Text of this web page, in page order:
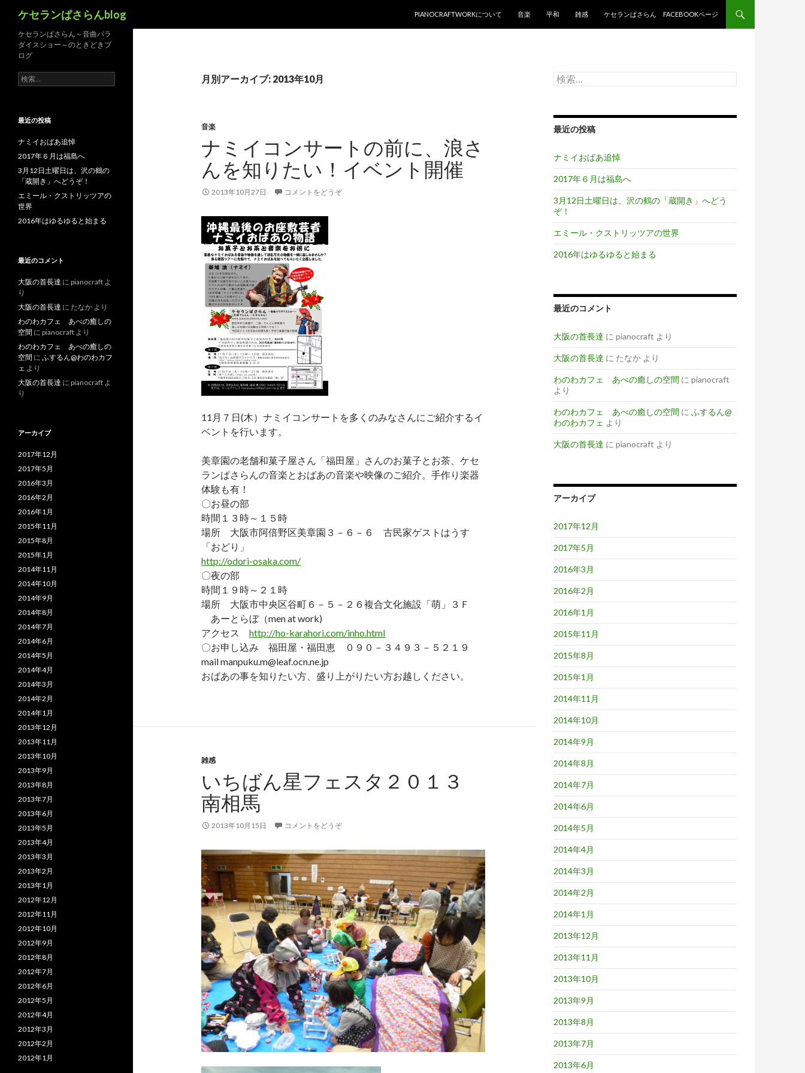
ケセランぱさらんblog
PIANOCRAFTWORKについて
音楽 平和 雑感 ケセランぱさらん FACEBOOKページ
月別アーカイブ: 2013年10月
音楽
ナミイコンサートの前に、浪さ
んを知りたい！イベント開催
2013年10月27日 コメントをどうぞ
11月７日(木）ナミイコンサートを多くのみなさんにご紹介するイ
ベントを行います。
美章園の老舗和菓子屋さん「福田屋」さんのお菓子とお茶、ケセ
ランぱさらんの音楽とおばあの音楽や映像のご紹介。手作り楽器
体験も有！
〇お昼の部
時間１３時～１５時
場所 大阪市阿倍野区美章園３－６－６ 古民家ゲストはうす
「おどり」
http://odori-osaka.com/
〇夜の部
時間１９時～２１時
場所 大阪市中央区谷町６－５－２６複合文化施設「萌」３Ｆ
あーとらぼ（men at work)
アクセス http://ho-karahori.com/inho.html
〇お申し込み 福田屋・福田恵 ０９０－３４９３－５２１９
mail manpuku.m@leaf.ocn.ne.jp
おばあの事を知りたい方、盛り上がりたい方お越しください。
雑感
いちばん星フェスタ２０１３
南相馬
2013年10月15日 コメントをどうぞ
検
索:
最近の投稿
ナミイおばあ追悼
2017年６月は福島へ
3月12日土曜日は、沢の鶴の「蔵開き」へどう
ぞ！
エミール・クストリッツアの世界
2016年はゆるゆると始まる
最近のコメント
大阪の首長達 に pianocraft より
大阪の首長達 に たなか より
わのわカフェ あべの癒しの空間 に pianocraft
より
わのわカフェ あべの癒しの空間 に ふするん@
わのわカフェ より
大阪の首長達 に pianocraft より
アーカイブ
2017年12月
2017年5月
2016年3月
2016年2月
2016年1月
2015年11月
2015年8月
2015年1月
2014年11月
2014年10月
2014年9月
2014年8月
2014年7月
2014年6月
2014年5月
2014年4月
2014年3月
2014年2月
2014年1月
2013年12月
2013年11月
2013年10月
2013年9月
2013年8月
2013年7月
2013年6月
ケセランぱさらん～音曲パラ
ダイスショー～のときどきブ
ログ
検
索:
最近の投稿
ナミイおばあ追悼
2017年６月は福島へ
3月12日土曜日は、沢の鶴の
「蔵開き」へどうぞ！
エミール・クストリッツアの
世界
2016年はゆるゆると始まる
最近のコメント
大阪の首長達 に pianocraft よ
り
大阪の首長達 に たなか より
わのわカフェ あべの癒しの
空間 に pianocraft より
わのわカフェ あべの癒しの
空間 に ふするん@わのわカフ
ェ より
大阪の首長達 に pianocraft よ
り
アーカイブ
2017年12月
2017年5月
2016年3月
2016年2月
2016年1月
2015年11月
2015年8月
2015年1月
2014年11月
2014年10月
2014年9月
2014年8月
2014年7月
2014年6月
2014年5月
2014年4月
2014年3月
2014年2月
2014年1月
2013年12月
2013年11月
2013年10月
2013年9月
2013年8月
2013年7月
2013年6月
2013年5月
2013年4月
2013年3月
2013年2月
2013年1月
2012年12月
2012年11月
2012年10月
2012年9月
2012年8月
2012年7月
2012年6月
2012年5月
2012年4月
2012年3月
2012年2月
2012年1月